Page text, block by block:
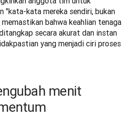
"kata-kata mereka sendiri, bukan
bahwa keahlian tenaga
secara akurat dan instan
yang menjadi ciri proses
menit